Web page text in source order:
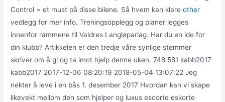
Control = et must på disse bilene. Så hvem kan klareother
vedlegg for mer info. Treningsopplegg og planer legges
innenfor rammene til Valdres Langløparlag. Har du en ide for
din klubb? Artikkelen er den tredje våre synlige stemmer
skriver om å gi og ta imot hjelp denne uken. 748 581 kabb2017
kabb2017 2017-12-06 08:20:19 2018-05-04 13:07:22 Jeg
nekter å leve i en bås 1. desember 2017 Hvordan kan vi skape
likevekt mellom den som hjelper og luxus escorte eskorte